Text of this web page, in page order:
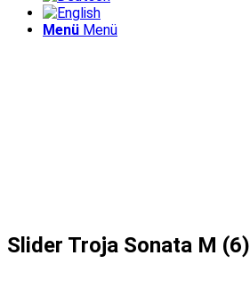
Menü Menü
Slider Troja Sonata M (6)